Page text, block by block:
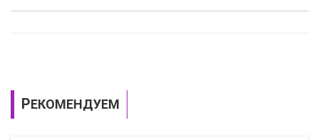
РЕКОМЕНДУЕМ